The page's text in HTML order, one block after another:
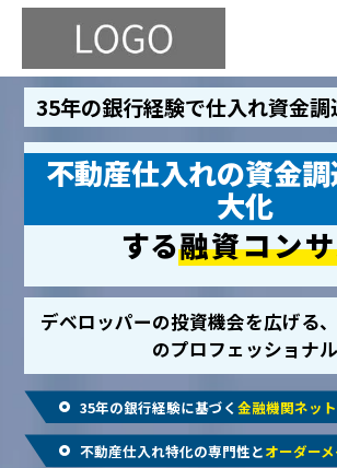
35年の銀行経験で仕入れ資金
不動産仕入れの資金
大化
する融資コン
デベロッパーの投資機会を広げる
のプロフェッショナル
35年の銀行経験に基づく金融機関ネッ
不動産仕入れ特化の専門性とオーダー